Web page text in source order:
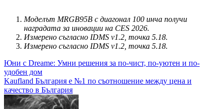
Моделът MRGB95B с диагонал 100 инча получи
наградата за иновации на CES 2026.
Измерено съгласно IDMS v1.2, точка 5.18.
Измерено съгласно IDMS v1.2, точка 5.18.
Навигация
Юни с Dreame: Умни решения за по-чист, по-уютен и по-
удобен дом
Kaufland България е №1 по съотношение между цена и
качество в България